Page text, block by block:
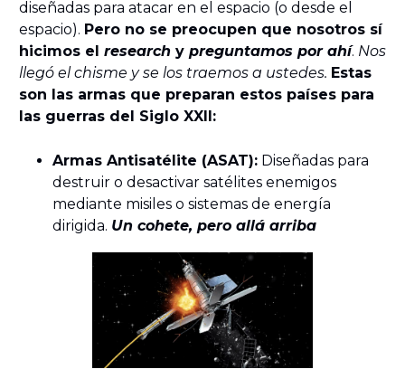
diseñadas para atacar en el espacio (o desde el
espacio). Pero no se preocupen que nosotros sí
hicimos el research y preguntamos por ahí. Nos
llegó el chisme y se los traemos a ustedes. Estas
son las armas que preparan estos países para
las guerras del Siglo XXII:
Armas Antisatélite (ASAT): Diseñadas para
destruir o desactivar satélites enemigos
mediante misiles o sistemas de energía
dirigida. Un cohete, pero allá arriba